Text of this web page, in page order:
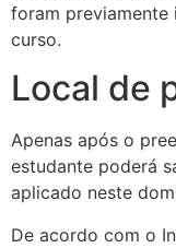
foram previamente
curso.
Local de
Apenas após o
estudante poderá
aplicado neste
De acordo com o